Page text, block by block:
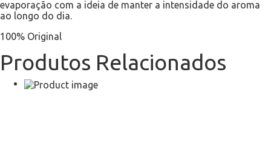
evaporação com a ideia de manter a intensidade do aroma
ao longo do dia.
100% Original
Produtos Relacionados